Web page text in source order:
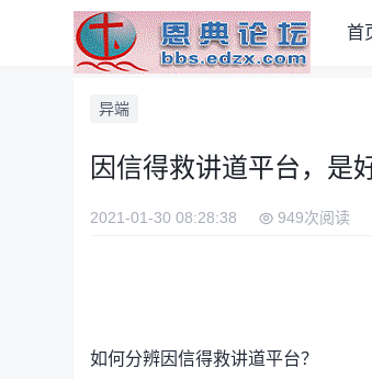
首
异端
因信得救讲道平台，是
2021-01-30 08:28:38 949次阅读
如何分辨因信得救讲道平台？